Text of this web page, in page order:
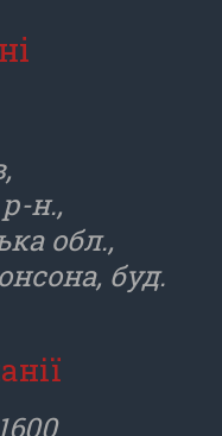
н.,
обл.,
буд.